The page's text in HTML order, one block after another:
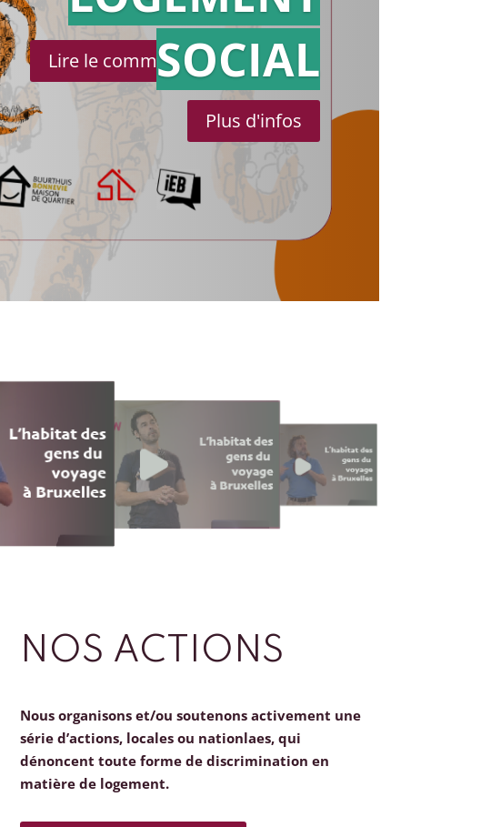
Lire le communiqué de presse
SOCIAL
Plus d'infos
NOS ACTIONS
Nous organisons et/ou soutenons activement une
série d’actions, locales ou nationlaes, qui
dénoncent toute forme de discrimination en
matière de logement.